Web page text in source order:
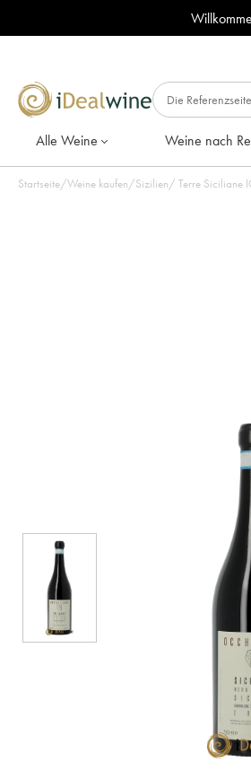
Alle Weine Weine nach
Startseite/Weine kaufen/Sizilien/